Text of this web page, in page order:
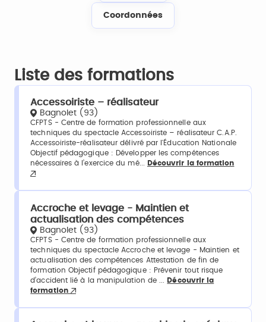
Coordonnées
Liste des formations
Accessoiriste – réalisateur
Bagnolet (93)
CFPTS - Centre de formation professionnelle aux
techniques du spectacle Accessoiriste – réalisateur C.A.P.
Accessoiriste-réalisateur délivré par l'Éducation Nationale
Objectif pédagogique : Développer les compétences
nécessaires à l’exercice du mé...
Découvrir la formation
Accroche et levage - Maintien et
actualisation des compétences
Bagnolet (93)
CFPTS - Centre de formation professionnelle aux
techniques du spectacle Accroche et levage - Maintien et
actualisation des compétences Attestation de fin de
formation Objectif pédagogique : Prévenir tout risque
d’accident lié à la manipulation de ...
Découvrir la
formation